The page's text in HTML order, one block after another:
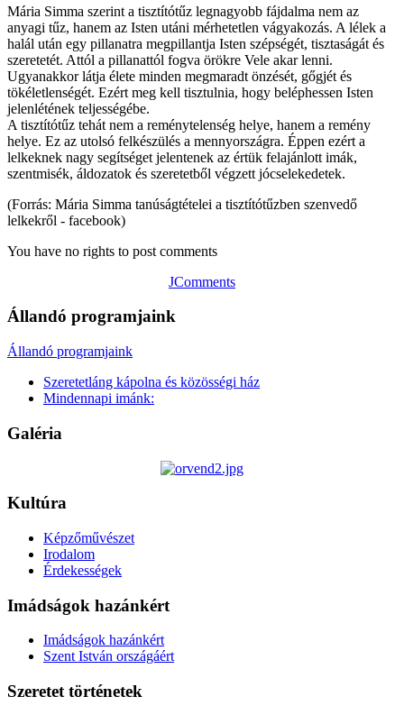
Mária Simma szerint a tisztítótűz legnagyobb fájdalma nem az
anyagi tűz, hanem az Isten utáni mérhetetlen vágyakozás. A lélek a
halál után egy pillanatra megpillantja Isten szépségét, tisztaságát és
szeretetét. Attól a pillanattól fogva örökre Vele akar lenni.
Ugyanakkor látja élete minden megmaradt önzését, gőgjét és
tökéletlenségét. Ezért meg kell tisztulnia, hogy beléphessen Isten
jelenlétének teljességébe.
A tisztítótűz tehát nem a reménytelenség helye, hanem a remény
helye. Ez az utolsó felkészülés a mennyországra. Éppen ezért a
lelkeknek nagy segítséget jelentenek az értük felajánlott imák,
szentmisék, áldozatok és szeretetből végzett jócselekedetek.
(Forrás: Mária Simma tanúságtételei a tisztítótűzben szenvedő
lelkekről - facebook)
You have no rights to post comments
JComments
Állandó programjaink
Állandó programjaink
Szeretetláng kápolna és közösségi ház
Mindennapi imánk:
Galéria
Kultúra
Képzőművészet
Irodalom
Érdekességek
Imádságok hazánkért
Imádságok hazánkért
Szent István országáért
Szeretet történetek